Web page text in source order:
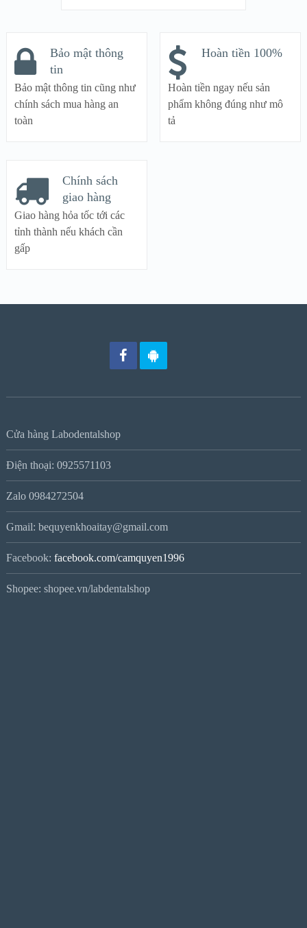
Bảo mật thông
tin
Bảo mật thông tin cũng như
chính sách mua hàng an
toàn
Hoàn tiền 100%
Hoàn tiền ngay nếu sản
phẩm không đúng như mô
tả
Chính sách
giao hàng
Giao hàng hỏa tốc tới các
tỉnh thành nếu khách cần
gấp
Cửa hàng Labodentalshop
Điện thoại: 0925571103
Zalo 0984272504
Gmail: bequyenkhoaitay@gmail.com
Facebook: facebook.com/camquyen1996
Shopee: shopee.vn/labdentalshop